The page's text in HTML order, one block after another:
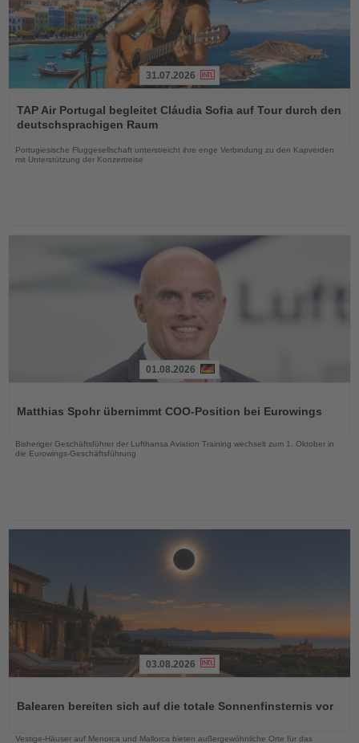
Sie
die
31.07.2026
TAP Air Portugal begleitet Cláudia Sofia auf Tour durch den
deutschsprachigen Raum
Portugiesische Fluggesellschaft unterstreicht ihre enge Verbindung zu den Kapverden
mit Unterstützung der Konzertreise
die
01.08.2026
Matthias Spohr übernimmt COO-Position bei Eurowings
Bisheriger Geschäftsführer der Lufthansa Aviation Training wechselt zum 1. Oktober in
die Eurowings-Geschäftsführung
die
03.08.2026
Balearen bereiten sich auf die totale Sonnenfinsternis vor
Vestige-Häuser auf Menorca und Mallorca bieten außergewöhnliche Orte für das